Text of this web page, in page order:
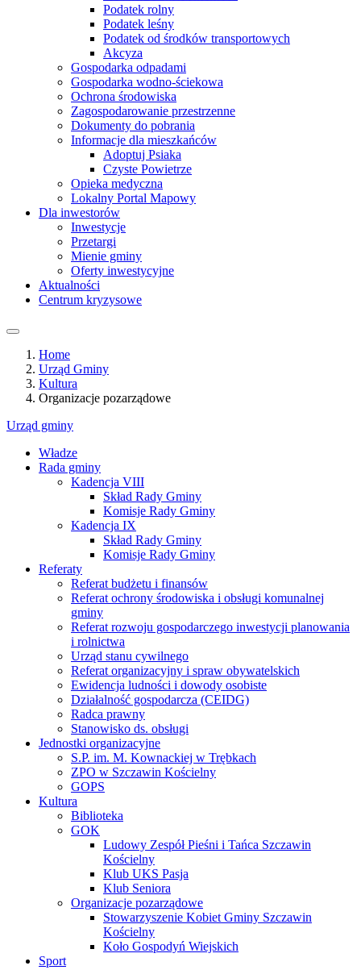
Podatek rolny
Podatek leśny
Podatek od środków transportowych
Akcyza
Gospodarka odpadami
Gospodarka wodno-ściekowa
Ochrona środowiska
Zagospodarowanie przestrzenne
Dokumenty do pobrania
Informacje dla mieszkańców
Adoptuj Psiaka
Czyste Powietrze
Opieka medyczna
Lokalny Portal Mapowy
Dla inwestorów
Inwestycje
Przetargi
Mienie gminy
Oferty inwestycyjne
Aktualności
Centrum kryzysowe
Home
Urząd Gminy
Kultura
Organizacje pozarządowe
Urząd gminy
Władze
Rada gminy
Kadencja VIII
Skład Rady Gminy
Komisje Rady Gminy
Kadencja IX
Skład Rady Gminy
Komisje Rady Gminy
Referaty
Referat budżetu i finansów
Referat ochrony środowiska i obsługi komunalnej
gminy
Referat rozwoju gospodarczego inwestycji planowania
i rolnictwa
Urząd stanu cywilnego
Referat organizacyjny i spraw obywatelskich
Ewidencja ludności i dowody osobiste
Działalność gospodarcza (CEIDG)
Radca prawny
Stanowisko ds. obsługi
Jednostki organizacyjne
S.P. im. M. Kownackiej w Trębkach
ZPO w Szczawin Kościelny
GOPS
Kultura
Biblioteka
GOK
Ludowy Zespół Pieśni i Tańca Szczawin
Kościelny
Klub UKS Pasja
Klub Seniora
Organizacje pozarządowe
Stowarzyszenie Kobiet Gminy Szczawin
Kościelny
Koło Gospodyń Wiejskich
Sport